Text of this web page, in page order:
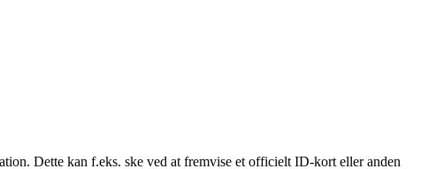
Dette kan f.eks. ske ved at fremvise et officielt ID-kort eller anden